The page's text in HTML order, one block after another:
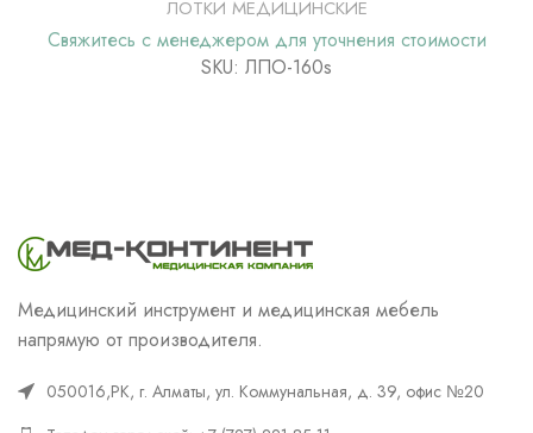
ЛОТКИ МЕДИЦИНСКИЕ
Свяжитесь с менеджером для уточнения стоимости
SKU: ЛПО-160s
Медицинский инструмент и медицинская мебель
напрямую от производителя.
050016,РК, г. Алматы, ул. Коммунальная, д. 39, офис №20